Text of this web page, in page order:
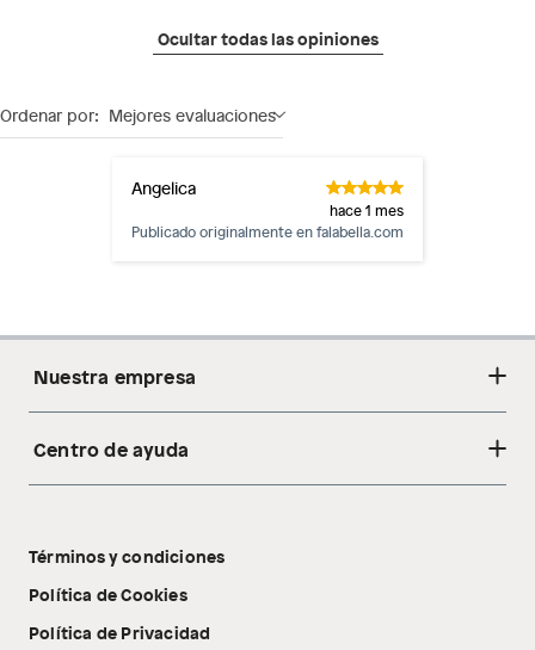
Ocultar todas las opiniones
Ordenar por: Mejores evaluaciones
Angelica
hace 1 mes
Publicado originalmente enfalabella.com
Nuestra empresa
Acerca de nosotros
Tecnología Pillow Walk
Centro de ayuda
Libro de reclamaciones
Términos y condiciones
Política de Cookies
Política de Privacidad